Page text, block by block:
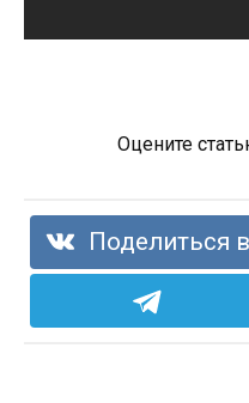
Оцените
Поделиться